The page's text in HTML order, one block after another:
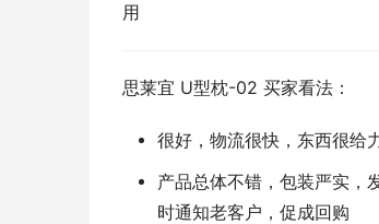
用
思莱宜 U型枕-02 买家看法：
很好，物流很快，东西很给
产品总体不错，包装严实，
时通知老客户，促成回购